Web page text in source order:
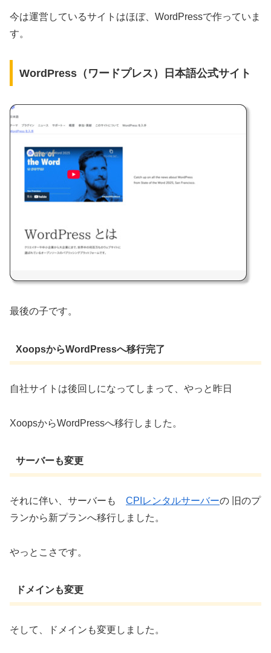
今は運営しているサイトはほぼ、WordPressで作っていま
す。
WordPress（ワードプレス）日本語公式サイト
最後の子です。
XoopsからWordPressへ移行完了
自社サイトは後回しになってしまって、やっと昨日
XoopsからWordPressへ移行しました。
サーバーも変更
それに伴い、サーバーも CPIレンタルサーバーの 旧のプ
ランから新プランへ移行しました。
やっとこさです。
ドメインも変更
そして、ドメインも変更しました。